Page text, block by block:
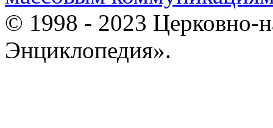
© 1998 - 2023 Церковно-
Энциклопедия».